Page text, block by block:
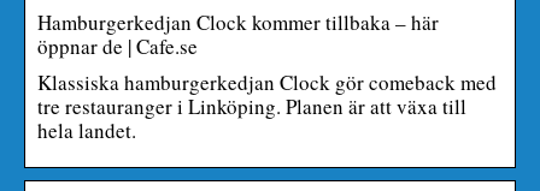
Hamburgerkedjan Clock kommer tillbaka – här
öppnar de | Cafe.se
Klassiska hamburgerkedjan Clock gör comeback med
tre restauranger i Linköping. Planen är att växa till
hela landet.